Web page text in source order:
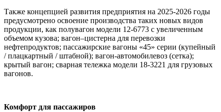
Также концепцией развития предприятия на 2025-2026 годы
предусмотрено освоение производства таких новых видов
продукции, как полувагон модели 12-6773 с увеличенным
объемом кузова; вагон–цистерна для перевозки
нефтепродуктов; пассажирские вагоны «45» серии (купейный
/ плацкартный / штабной); вагон-автомобилевоз (сетка);
крытый вагон; сварная тележка модели 18-3221 для грузовых
вагонов.
Комфорт для пассажиров